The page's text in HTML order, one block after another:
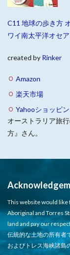
C11 地球の歩き方
ワイ南太平洋オセ
created by Rinker
Amazon
楽天市場
Yahooショッピ
オーストラリア旅
方』さん。
This website would like
Aboriginal and Torres
land and pay our
伝統的な土地の所有者
およびトレス海峡諸島